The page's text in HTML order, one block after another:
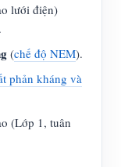
lưới điện)
.
(chế độ NEM).
phản kháng và
(Lớp 1, tuân